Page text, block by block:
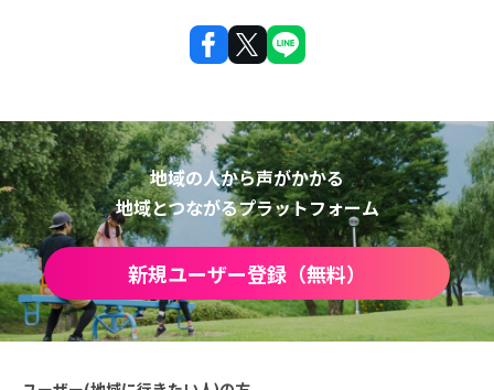
地域の人から声がかかる
地域とつながるプラットフォーム
新規ユーザー登録（無料）